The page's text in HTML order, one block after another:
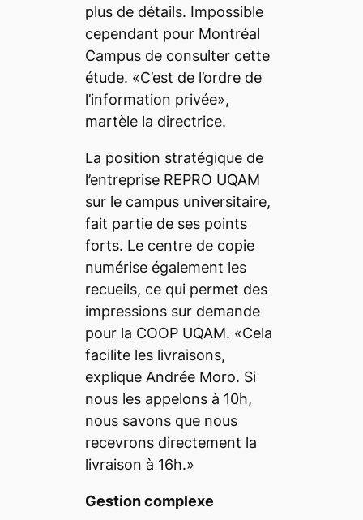
plus de détails. Impossible
cependant pour Montréal
Campus de consulter cette
étude. «C’est de l’ordre de
l’information privée»,
martèle la directrice.
La position stratégique de
l’entreprise REPRO UQAM
sur le campus universitaire,
fait partie de ses points
forts. Le centre de copie
numérise également les
recueils, ce qui permet des
impressions sur demande
pour la COOP UQAM. «Cela
facilite les livraisons,
explique Andrée Moro. Si
nous les appelons à 10h,
nous savons que nous
recevrons directement la
livraison à 16h.»
Gestion complexe